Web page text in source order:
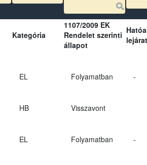
Kategória
1107/2009 EK
Rendelet szerinti
állapot
EL Folyamatban -
HB
Visszavont
EL Folyamatban -